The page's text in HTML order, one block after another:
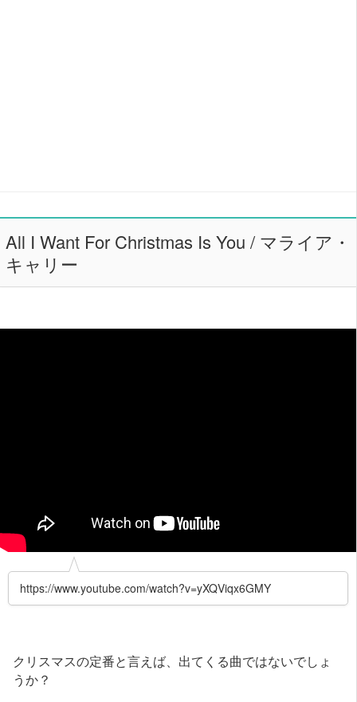
All I Want For Christmas Is You / マライア・
キャリー
https://www.youtube.com/watch?v=yXQViqx6GMY
クリスマスの定番と言えば、出てくる曲ではないでしょ
うか？